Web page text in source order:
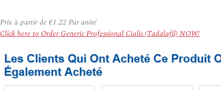
Prix à partir de €1.22 Par unité
Click here to Order Generic Professional Cialis (Tadalafil) NOW!